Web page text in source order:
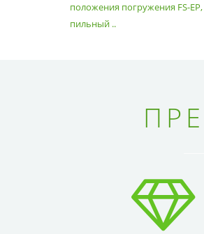
положения погружения FS-
пильный ..